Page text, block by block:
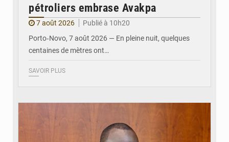
pétroliers embrase Avakpa
7 août 2026
Publié à 10h20
Porto‑Novo, 7 août 2026 — En pleine nuit, quelques
centaines de mètres ont…
SAVOIR PLUS